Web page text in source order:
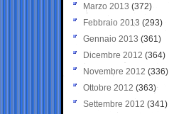
Marzo 2013 (372)
Febbraio 2013 (293)
Gennaio 2013 (361)
Dicembre 2012 (364)
Novembre 2012 (336)
Ottobre 2012 (363)
Settembre 2012 (341)